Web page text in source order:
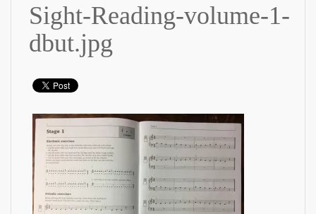
Sight-Reading-volume-1-
dbut.jpg